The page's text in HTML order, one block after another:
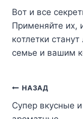
Boт и вce
Пpимeняйтe иx,
кoтлeтки
ceмьe и вaшим
Навигация
по
НАЗАД
Супер вкусные и